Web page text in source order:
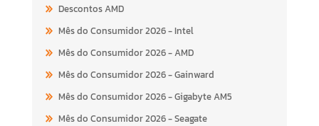
Descontos AMD
Mês do Consumidor 2026 - Intel
Mês do Consumidor 2026 - AMD
Mês do Consumidor 2026 - Gainward
Mês do Consumidor 2026 - Gigabyte AM5
Mês do Consumidor 2026 - Seagate